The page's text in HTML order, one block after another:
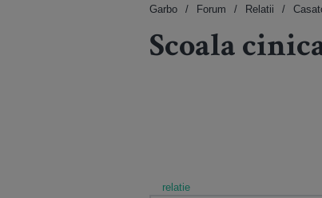
Garbo Forum Relatii
Scoala
relatie